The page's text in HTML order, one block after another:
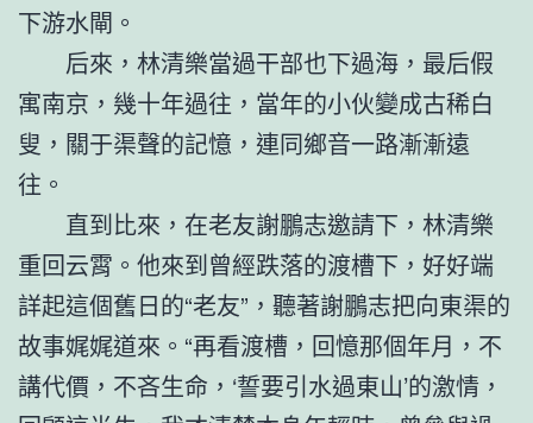
下游水閘。
后來，林清樂當過干部也下過海，最后假
寓南京，幾十年過往，當年的小伙變成古稀白
叟，關于渠聲的記憶，連同鄉音一路漸漸遠
往。
直到比來，在老友謝鵬志邀請下，林清樂
重回云霄。他來到曾經跌落的渡槽下，好好端
詳起這個舊日的“老友”，聽著謝鵬志把向東渠的
故事娓娓道來。“再看渡槽，回憶那個年月，不
講代價，不吝生命，‘誓要引水過東山’的激情，